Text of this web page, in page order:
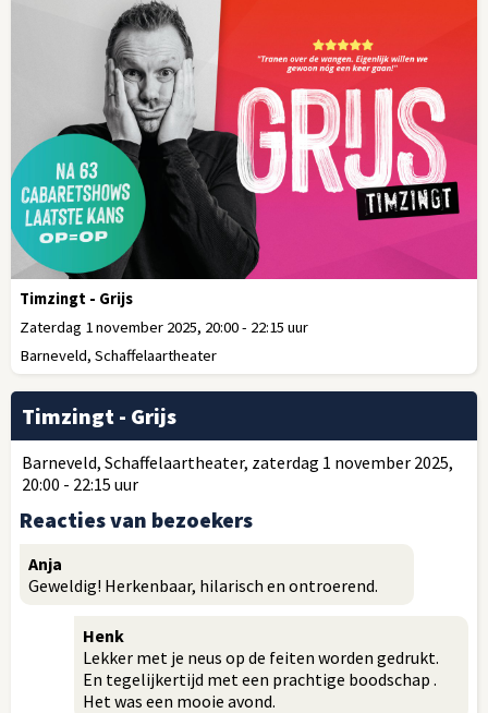
Timzingt - Grijs
Zaterdag 1 november 2025, 20:00 - 22:15 uur
Barneveld, Schaffelaartheater
Timzingt - Grijs
Barneveld, Schaffelaartheater, zaterdag 1 november 2025,
20:00 - 22:15 uur
Reacties van bezoekers
Anja
Geweldig! Herkenbaar, hilarisch en ontroerend.
Henk
Lekker met je neus op de feiten worden gedrukt.
En tegelijkertijd met een prachtige boodschap .
Het was een mooie avond.